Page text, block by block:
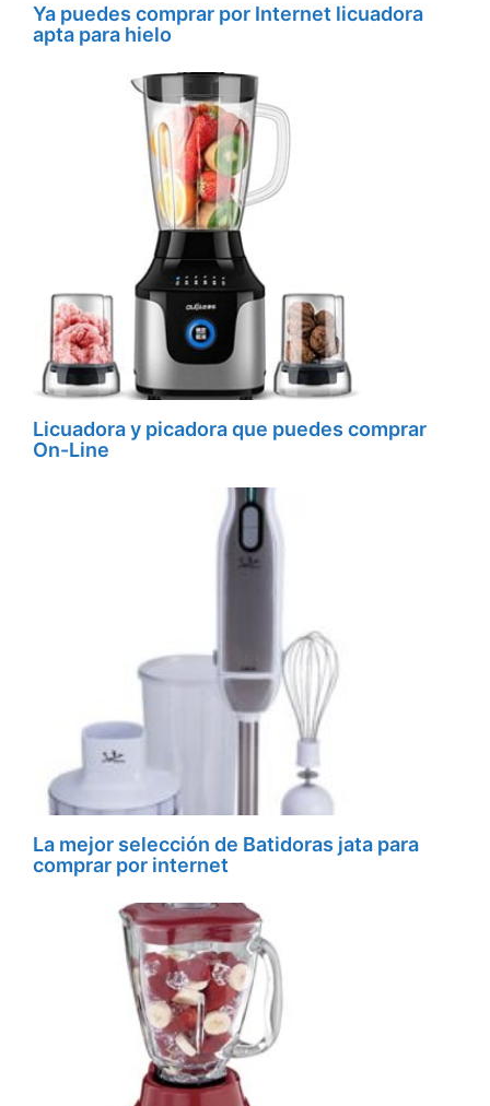
Ya puedes comprar por Internet licuadora
apta para hielo
Licuadora y picadora que puedes comprar
On-Line
La mejor selección de Batidoras jata para
comprar por internet